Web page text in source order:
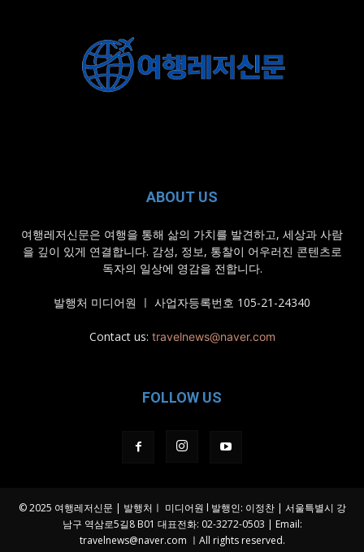
ABOUT US
여행레저신문은 여행을 통해 삶의 가치를 발견하고, 세상과 사람
을 깊이 있게 연결합니다. 감성, 정보, 통찰이 어우러진 콘텐츠로
독자의 일상에 영감을 전합니다.
발행처 미디어원 ㅣ 사업자등록번호 105-21-24340
Contact us: travelnews@naver.com
FOLLOW US
© 2025 여행레저신문 | 발행처ㅣ 미디어원 l 발행인: 이정찬 | 서울특별시 강
남구 역삼로5길8 B01 대표전화: 02-3272-0503 | Email:
travelnews@naver.com ㅣAll rights reserved.